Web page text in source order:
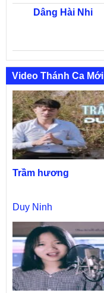
Dâng Hài Nhi
Video Thánh Ca Mới
Trầm hương
Duy Ninh